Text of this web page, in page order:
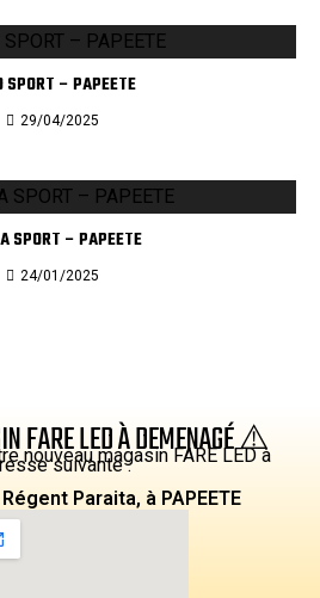
SPORT – PAPEETE
29/04/2025
SPORT – PAPEETE
24/01/2025
FARE LED À DEMENAGÉ ⚠️
nouveau magasin FARE LED à
suivante :
Paraita, à PAPEETE